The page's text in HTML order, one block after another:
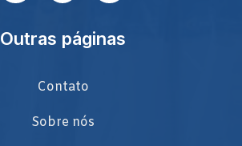
Outras páginas
Contato
Sobre nós